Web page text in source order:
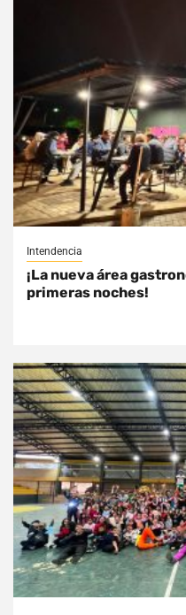
Intendencia
¡La nueva área
primeras noches!